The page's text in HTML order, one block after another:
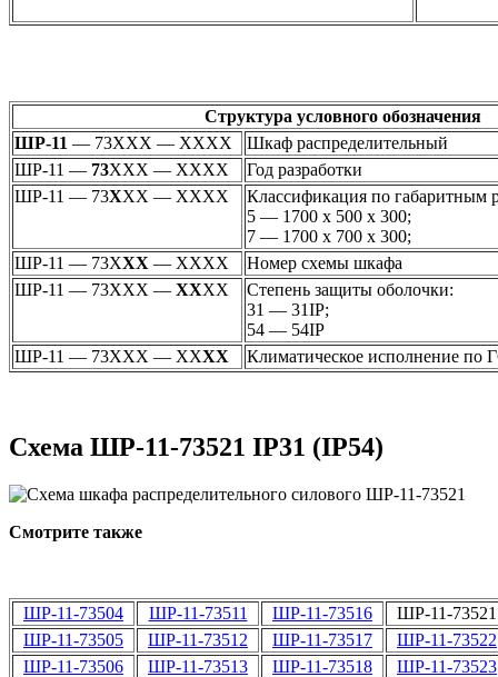
Структура условного обозначения
ШР-11 — 73ХХХ — ХХХХ
Шкаф распределительный
ШР-11 — 73ХХХ — ХХХХ
Год разработки
ШР-11 — 73ХХХ — ХХХХ
Классификация по габаритным
5 — 1700 х 500 х 300;
7 — 1700 х 700 х 300;
ШР-11 — 73ХХХ — ХХХХ
Номер схемы шкафа
ШР-11 — 73ХХХ — ХХХХ
Степень защиты оболочки:
31 — 31IP;
54 — 54IP
ШР-11 — 73ХХХ — ХХХХ Климатическое исполнение по
Схема ШР-11-73521 IP31 (IP54)
Смотрите также
ШР-11-73504 ШР-11-73511 ШР-11-73516
ШР-11-73521
ШР-11-73505
ШР-11-73512 ШР-11-73517
ШР-11-73522
ШР-11-73506
ШР-11-73513 ШР-11-73518
ШР-11-73523